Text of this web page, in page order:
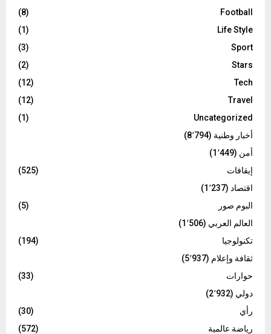
Football
(8)
Life Style
(1)
Sport
(3)
Stars
(2)
Tech
(12)
Travel
(12)
Uncategorized
(1)
أخبار وطنية (8٬794)
أمن (1٬449)
إيقافات
(525)
اقتصاد (1٬237)
البوم صور
(5)
العالم العربي (1٬506)
تكنولوجيا
(194)
ثقافة وإعلام (5٬937)
حوارات
(33)
دولي (2٬932)
رأي
(30)
رياضة عالمية
(572)